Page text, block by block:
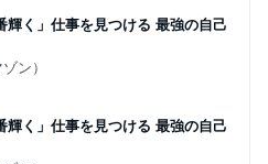
輝く」仕事を見つける 最強の自己
ン）
輝く」仕事を見つける 最強の自己